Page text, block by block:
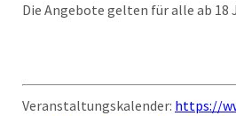
Die Angebote gelten für alle ab 18
Veranstaltungskalender: https://